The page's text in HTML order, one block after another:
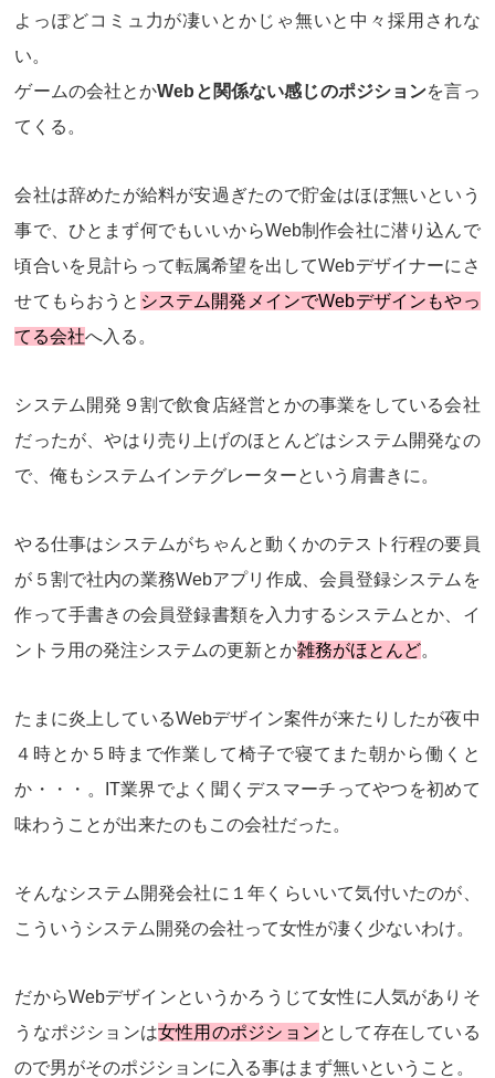
よっぽどコミュ力が凄いとかじゃ無いと中々採用されな
い。
ゲームの会社とかWebと関係ない感じのポジションを言っ
てくる。
会社は辞めたが給料が安過ぎたので貯金はほぼ無いという
事で、ひとまず何でもいいからWeb制作会社に潜り込んで
頃合いを見計らって転属希望を出してWebデザイナーにさ
せてもらおうと システム開発メインでWebデザインもやっ
てる会社へ入る。
システム開発９割で飲食店経営とかの事業をしている会社
だったが、やはり売り上げのほとんどはシステム開発なの
で、俺も システムインテグレーターという肩書きに。
やる仕事はシステムがちゃんと動くかのテスト行程の要員
が５割で社内の業務Webアプリ作成 、会員登録システムを
作って手書きの会員登録書類を入力するシステムとか、イ
ントラ用の発注システムの更新とか雑務がほとんど。
たまに炎上しているWebデザイン案件が来たりしたが夜中
４時とか５時まで作業して椅子で寝てまた朝から働く と
か・・・。IT業界でよく聞く デスマーチ ってやつを初めて
味わうことが出来たのもこの会社だった。
そんなシステム開発会社に１年くらいいて気付いたのが、
こういうシステム開発の会社って女性が凄く少ないわけ。
だからWebデザインというかろうじて女性に人気がありそ
うなポジションは女性用のポジションとして存在している
ので男がそのポジションに入る事はまず無いということ。